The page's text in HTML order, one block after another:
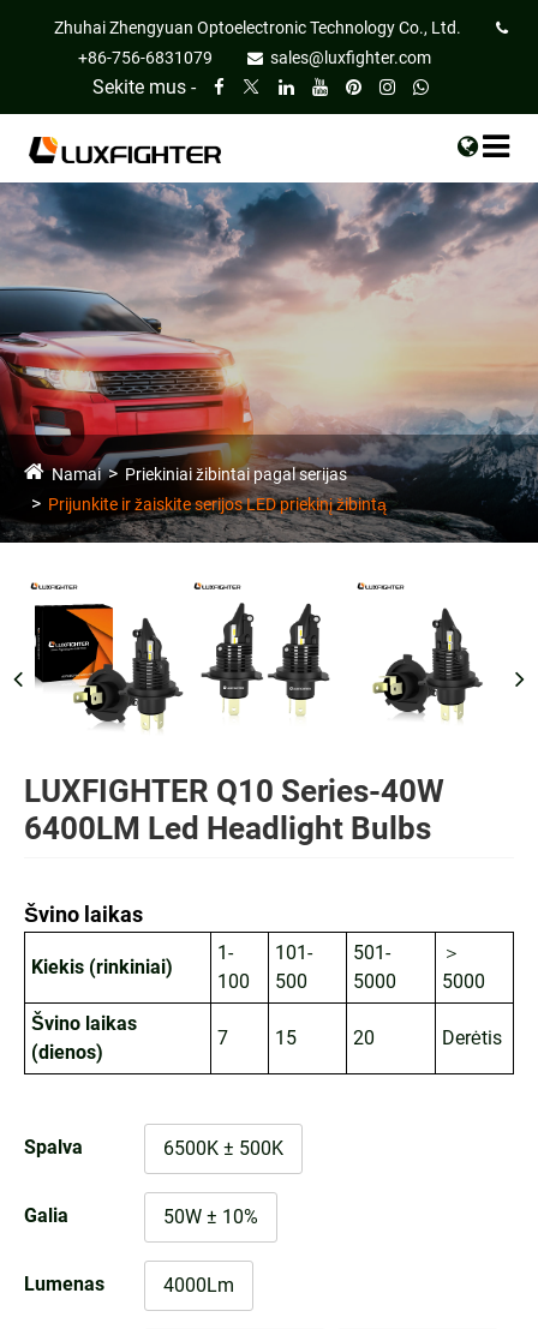
Zhuhai Zhengyuan Optoelectronic Technology Co., Ltd.
+86-756-6831079
sales@luxfighter.com
Sekite mus -
Namai
Priekiniai žibintai pagal serijas
Prijunkite ir žaiskite serijos LED priekinį žibintą
LUXFIGHTER Q10 Series-40W
6400LM Led Headlight Bulbs
Švino laikas
Kiekis (rinkiniai)
1-
100
101-
500
501-
5000
＞
5000
Švino laikas
(dienos)
7 15 20 Derėtis
Spalva 6500K ± 500K
Galia 50W ± 10%
Lumenas 4000Lm